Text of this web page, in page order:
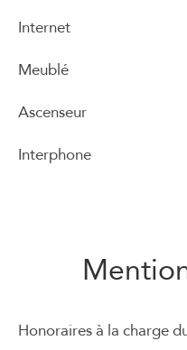
Internet
Meublé
Ascenseur
Interphone
Honoraires à la charge